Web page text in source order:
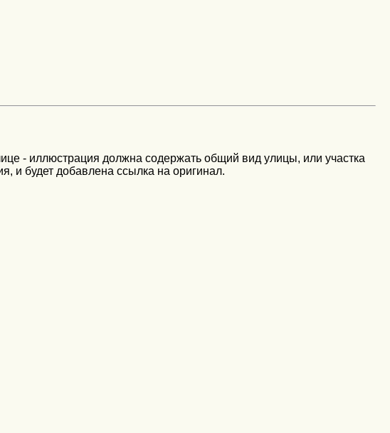
- иллюстрация должна содержать общий вид улицы, или участка
и будет добавлена ссылка на оригинал.